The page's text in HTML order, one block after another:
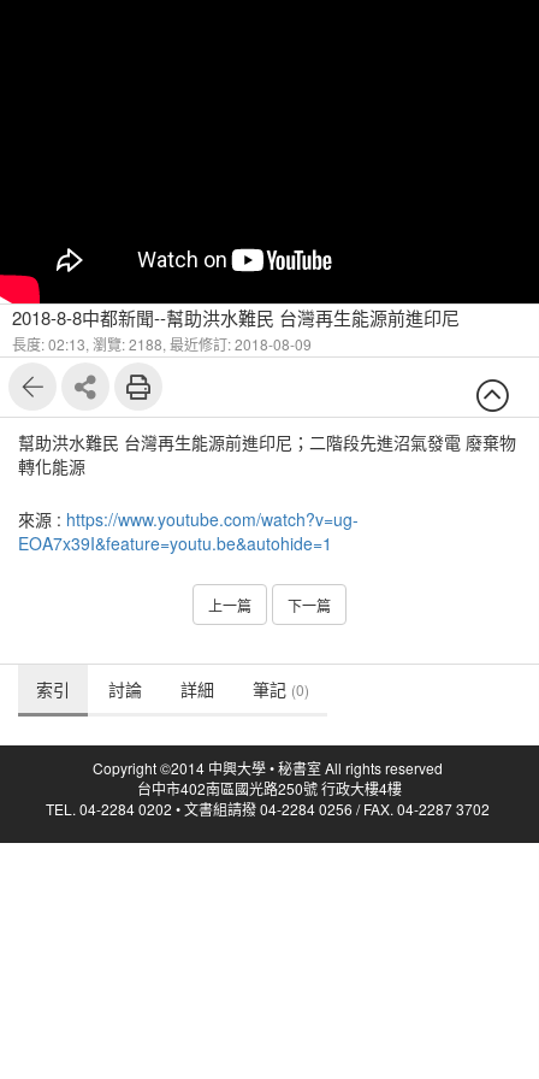
2018-8-8中都新聞--幫助洪水難民 台灣再生能源前進印尼
長度: 02:13, 瀏覽: 2188, 最近修訂: 2018-08-09
幫助洪水難民 台灣再生能源前進印尼；二階段先進沼氣發電 廢棄物
轉化能源
來源 : https://www.youtube.com/watch?v=ug-
EOA7x39I&feature=youtu.be&autohide=1
上一篇 下一篇
索引 討論 詳細 筆記 (0)
Copyright ©2014 中興大學 • 秘書室 All rights reserved
台中市402南區國光路250號 行政大樓4樓
TEL. 04-2284 0202 • 文書組請撥 04-2284 0256 / FAX. 04-2287 3702